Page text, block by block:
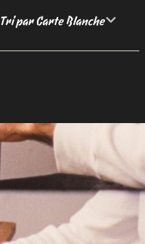
Tri par Carte Blanche